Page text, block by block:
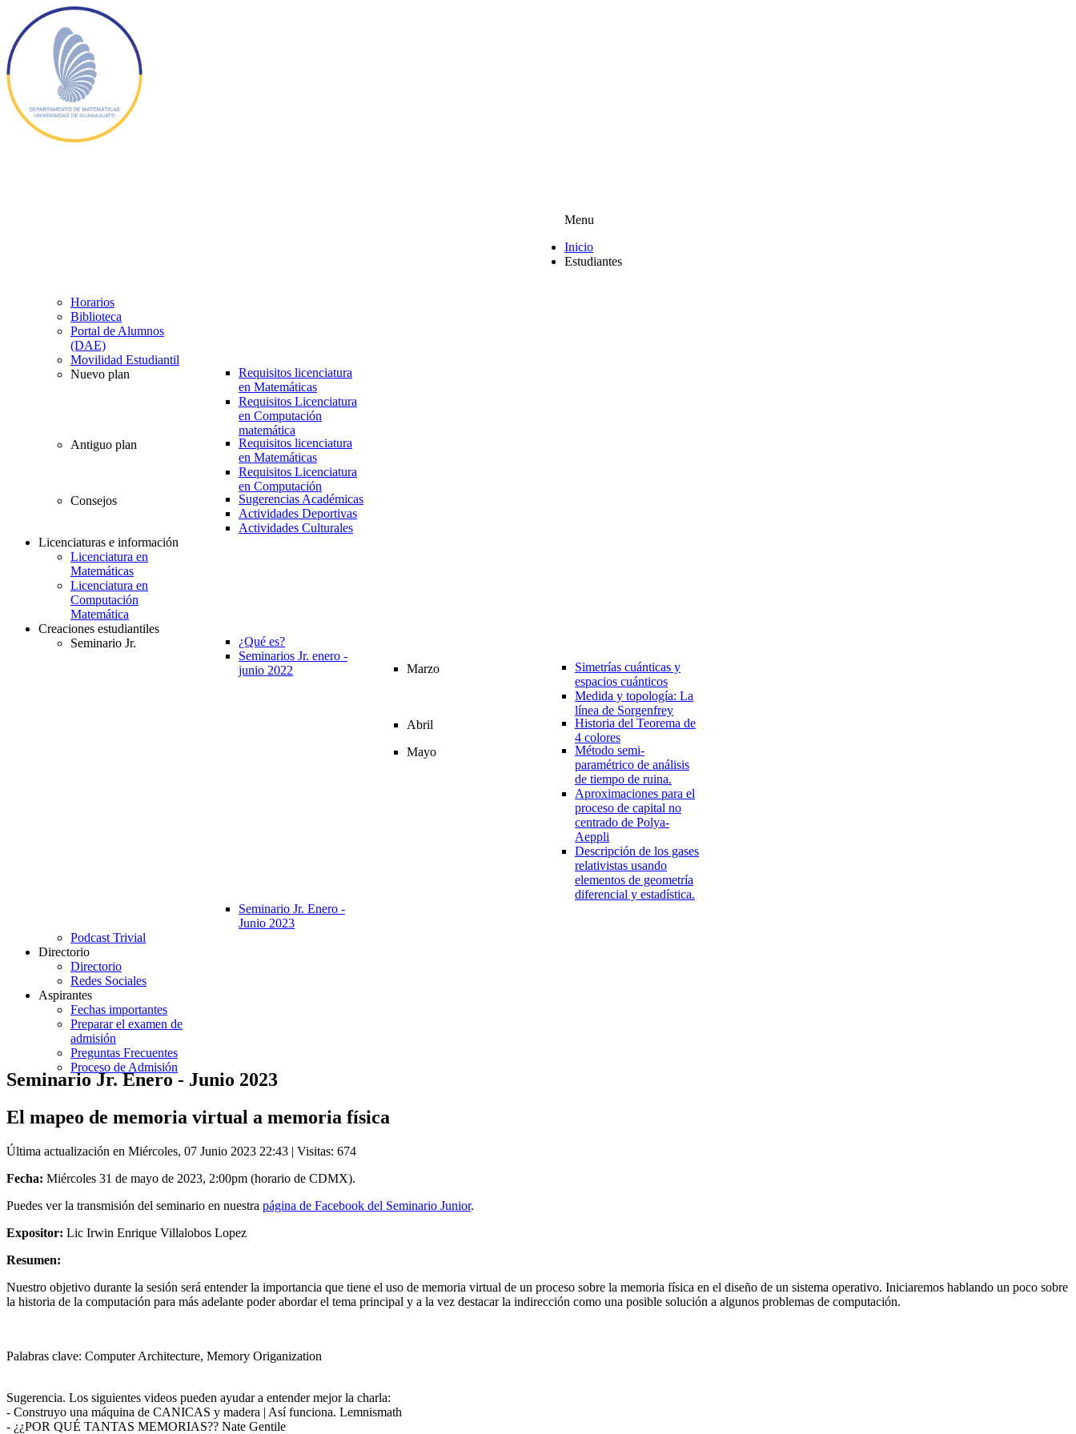
Menu
Inicio
Estudiantes
Horarios
Biblioteca
Portal de Alumnos
(DAE)
Movilidad Estudiantil
Nuevo plan
Requisitos licenciatura
en Matemáticas
Requisitos Licenciatura
en Computación
matemática
Antiguo plan
Requisitos licenciatura
en Matemáticas
Requisitos Licenciatura
en Computación
Consejos
Sugerencias Académicas
Actividades Deportivas
Actividades Culturales
Licenciaturas e información
Licenciatura en
Matemáticas
Licenciatura en
Computación
Matemática
Creaciones estudiantiles
Seminario Jr.
¿Qué es?
Seminarios Jr. enero -
junio 2022
Marzo
Simetrías cuánticas y
espacios cuánticos
Medida y topología: La
línea de Sorgenfrey
Abril
Historia del Teorema de
4 colores
Mayo
Método semi-
paramétrico de análisis
de tiempo de ruina.
Aproximaciones para el
proceso de capital no
centrado de Polya-
Aeppli
Descripción de los gases
relativistas usando
elementos de geometría
diferencial y estadística.
Seminario Jr. Enero -
Junio 2023
Podcast Trivial
Directorio
Directorio
Redes Sociales
Aspirantes
Fechas importantes
Preparar el examen de
admisión
Preguntas Frecuentes
Proceso de Admisión
Seminario Jr. Enero - Junio 2023
El mapeo de memoria virtual a memoria física
Última actualización en Miércoles, 07 Junio 2023 22:43 | Visitas: 674
Fecha: Miércoles 31 de mayo de 2023, 2:00pm (horario de CDMX).
Puedes ver la transmisión del seminario en nuestra página de Facebook del Seminario Junior.
Expositor: Lic Irwin Enrique Villalobos Lopez
Resumen:
Nuestro objetivo durante la sesión será entender la importancia que tiene el uso de memoria virtual de un proceso sobre la memoria física en el diseño de un sistema operativo. Iniciaremos hablando un poco sobre
la historia de la computación para más adelante poder abordar el tema principal y a la vez destacar la indirección como una posible solución a algunos problemas de computación.
Palabras clave: Computer Architecture, Memory Origanization
Sugerencia. Los siguientes videos pueden ayudar a entender mejor la charla:
- Construyo una máquina de CANICAS y madera | Así funciona. Lemnismath
- ¿¿POR QUÉ TANTAS MEMORIAS?? Nate Gentile